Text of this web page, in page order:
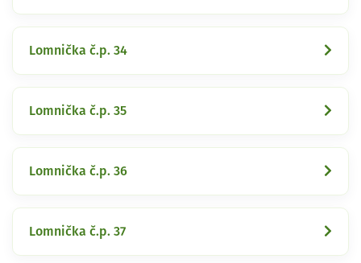
Lomnička č.p. 34
Lomnička č.p. 35
Lomnička č.p. 36
Lomnička č.p. 37